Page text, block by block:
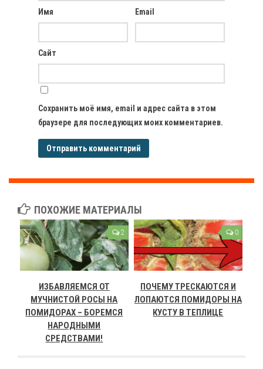
Имя Email
Сайт
Сохранить моё имя, email и адрес сайта в этом
браузере для последующих моих комментариев.
ПОХОЖИЕ МАТЕРИАЛЫ
2
ИЗБАВЛЯЕМСЯ ОТ
МУЧНИСТОЙ РОСЫ НА
ПОМИДОРАХ – БОРЕМСЯ
НАРОДНЫМИ
СРЕДСТВАМИ!
0
ПОЧЕМУ ТРЕСКАЮТСЯ И
ЛОПАЮТСЯ ПОМИДОРЫ НА
КУСТУ В ТЕПЛИЦЕ